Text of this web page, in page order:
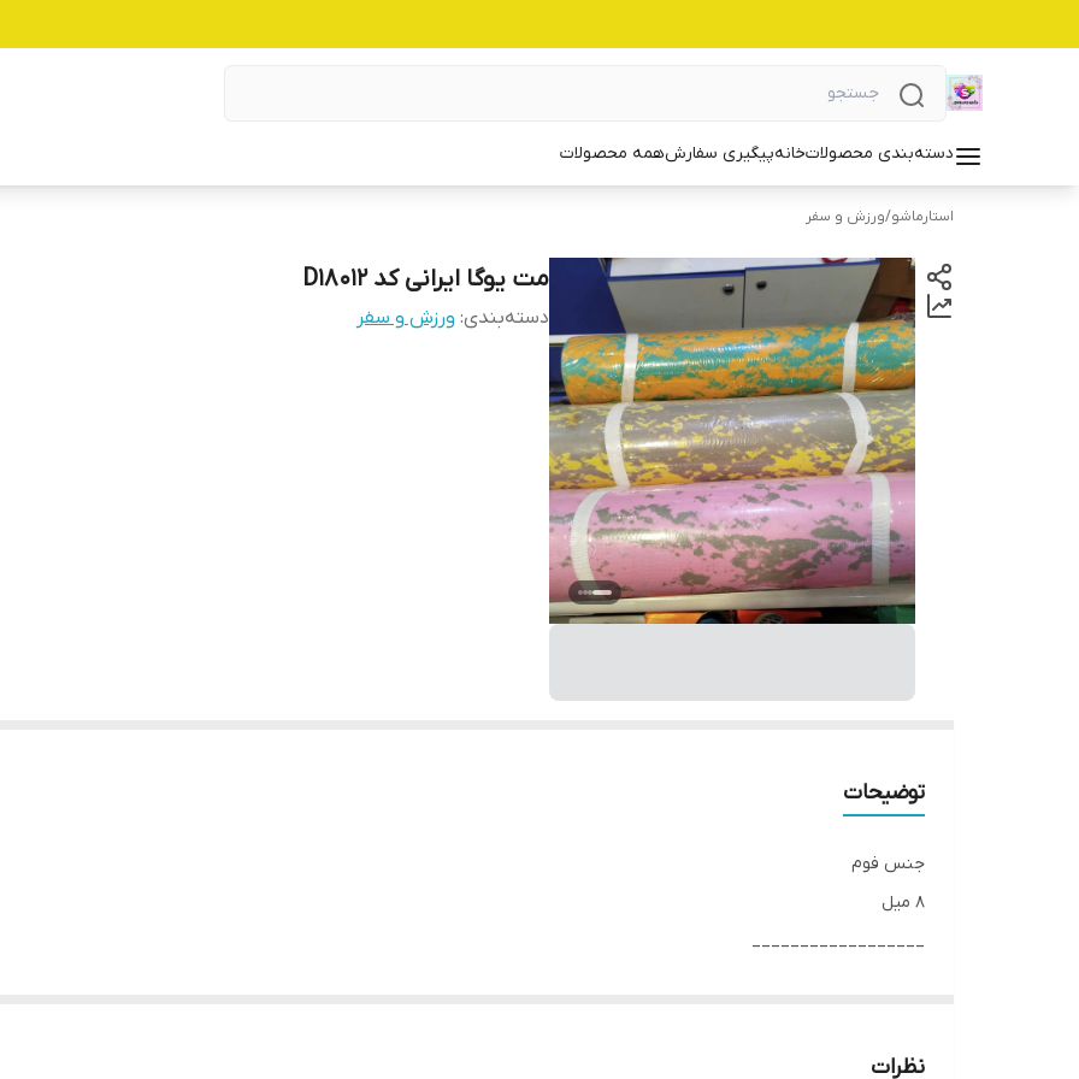
دسته‌بندی محصولاتخانهپیگیری سفارشهمه محصولات
استارماشو/ورزش و سفر
مت یوگا ایرانی کد D18012
دسته‌بندی: ورزش و سفر
توضیحات
جنس فوم
8 میل
__________________
● کافیست در اینترنت و فضای مجازی نامِ
نظرات